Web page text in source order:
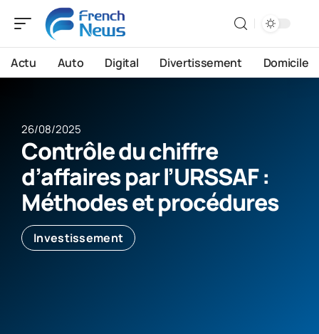
Actu Auto Digital Divertissement Domicile
26/08/2025
Contrôle du chiffre
d’affaires par l’URSSAF :
Méthodes et procédures
Investissement